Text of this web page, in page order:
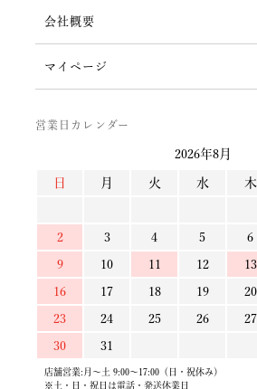
会社概要
マイページ
営業日カレンダー